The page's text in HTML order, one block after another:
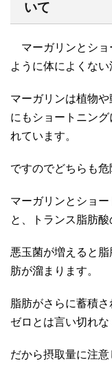
いて
マーガリンとショ
ように体によくない
マーガリンは植物
にもショートニン
れています。
ですのでどちらも危
マーガリンとショ
と、トランス脂肪酸
悪玉菌が増えると
肪が溜まります。
脂肪がさらに蓄積
ゼロとは言い切れな
だから摂取量に注意